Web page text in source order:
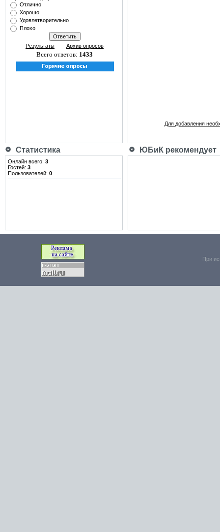
Отлично
Хорошо
Удовлетворительно
Плохо
Результаты Архив опросов
Всего ответов: 1433
Для добавления
Статистика ЮБиК рекомендует
Онлайн всего: 3
Гостей: 3
Пользователей: 0
При